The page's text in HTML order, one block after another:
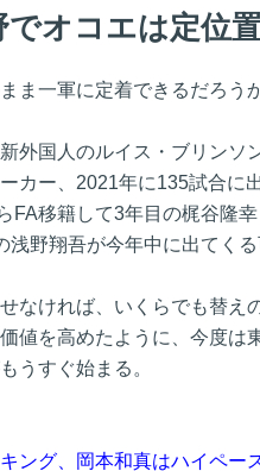
でオコエは定位
ま一軍に定着できるだろうか
外国人のルイス・ブリンソ
カー、2021年に135試合に
FA移籍して3年目の梶谷隆
野翔吾が今年中に出てくる
なければ、いくらでも替え
値を高めたように、今度は
うすぐ始まる。
ング、岡本和真はハイペー